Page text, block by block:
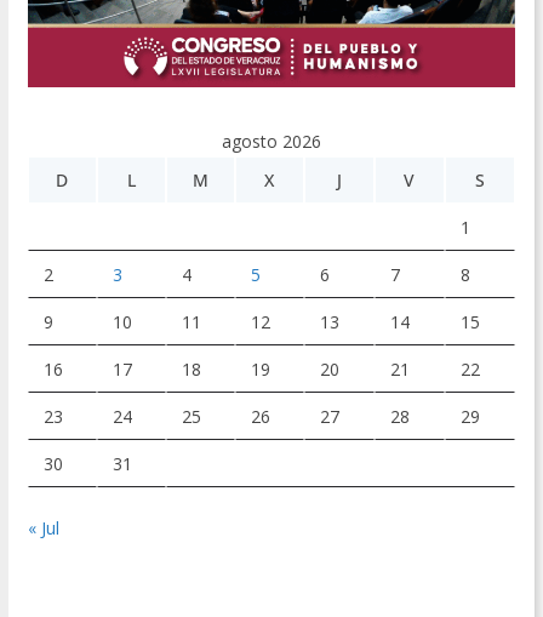
agosto 2026
D
L M X J V S
1
2 3 4 5 6 7 8
9 10 11 12 13 14 15
16 17 18 19 20 21 22
23 24 25 26 27 28 29
30 31
« Jul